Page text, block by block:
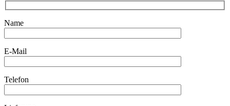
Name
E-Mail
Telefon